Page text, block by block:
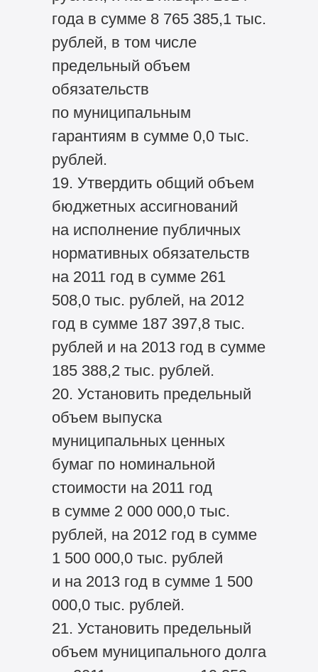
года в сумме 8 765 385,1 тыс.
рублей, в том числе
предельный объем
обязательств
по муниципальным
гарантиям в сумме 0,0 тыс.
рублей.
19. Утвердить общий объем
бюджетных ассигнований
на исполнение публичных
нормативных обязательств
на 2011 год в сумме 261
508,0 тыс. рублей, на 2012
год в сумме 187 397,8 тыс.
рублей и на 2013 год в сумме
185 388,2 тыс. рублей.
20. Установить предельный
объем выпуска
муниципальных ценных
бумаг по номинальной
стоимости на 2011 год
в сумме 2 000 000,0 тыс.
рублей, на 2012 год в сумме
1 500 000,0 тыс. рублей
и на 2013 год в сумме 1 500
000,0 тыс. рублей.
21. Установить предельный
объем муниципального долга